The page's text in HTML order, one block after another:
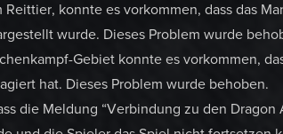
konnte es vorkommen, dass das
wurde. Dieses Problem wurde
Gebiet konnte es vorkommen,
hat. Dieses Problem wurde behoben.
die Meldung “Verbindung zu den